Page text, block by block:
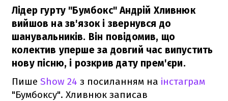
Лідер гурту "Бумбокс" Андрій Хливнюк
вийшов на зв'язок і звернувся до
шанувальників. Він повідомив, що
колектив уперше за довгий час випустить
нову пісню, і розкрив дату прем'єри.
Пише Show 24 з посиланням на інстаграм
"Бумбоксу". Хливнюк записав